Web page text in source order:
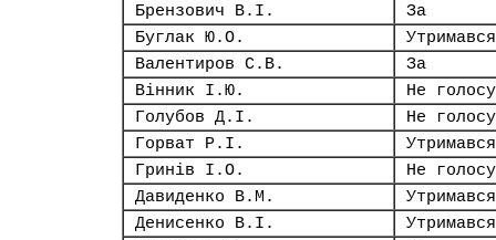
Брензович В.І.
За
Буглак Ю.О.
Утримався
Валентиров С.В.
За
Вінник І.Ю.
Не
Голубов Д.І.
Не
Горват Р.І.
Утримався
Гринів І.О.
Не
Давиденко В.М.
Утримався
Денисенко В.І.
Утримався